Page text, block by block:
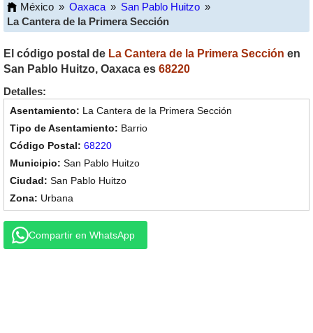
México » Oaxaca » San Pablo Huitzo »
La Cantera de la Primera Sección
El código postal de La Cantera de la Primera Sección en
San Pablo Huitzo, Oaxaca es 68220
Detalles:
La Cantera de la Primera Sección
Barrio
68220
San Pablo Huitzo
San Pablo Huitzo
Urbana
Compartir en WhatsApp